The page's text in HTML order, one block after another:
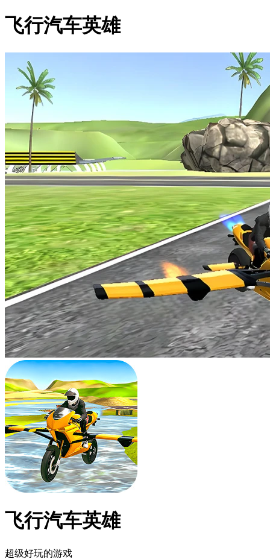
飞行汽车英雄
飞行汽车英雄
超级好玩的游戏